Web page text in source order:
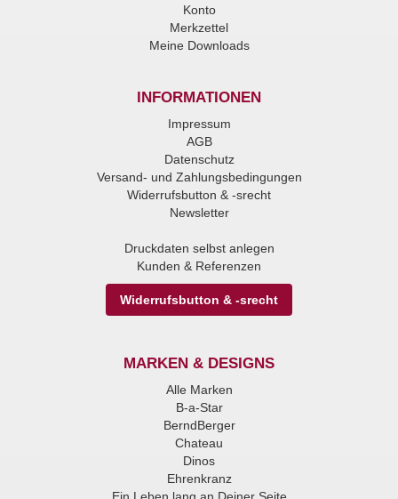
Konto
Merkzettel
Meine Downloads
INFORMATIONEN
Impressum
AGB
Datenschutz
Versand- und Zahlungsbedingungen
Widerrufsbutton & -srecht
Newsletter
Druckdaten selbst anlegen
Kunden & Referenzen
Widerrufsbutton & -srecht
MARKEN & DESIGNS
Alle Marken
B-a-Star
BerndBerger
Chateau
Dinos
Ehrenkranz